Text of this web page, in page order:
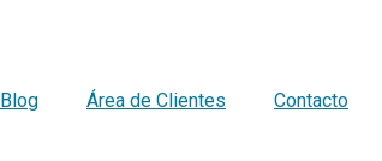
Blog Área de Clientes Contacto